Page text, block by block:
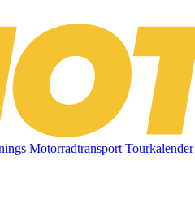
Motorradtransport Tourkalender